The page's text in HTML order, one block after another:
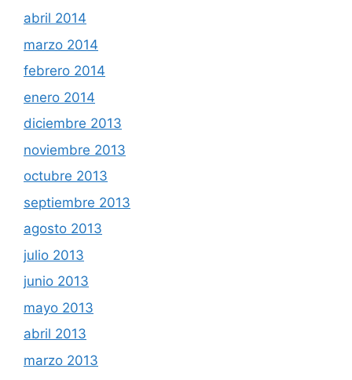
abril 2014
marzo 2014
febrero 2014
enero 2014
diciembre 2013
noviembre 2013
octubre 2013
septiembre 2013
agosto 2013
julio 2013
junio 2013
mayo 2013
abril 2013
marzo 2013